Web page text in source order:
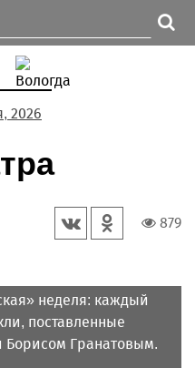
2026
879
неделя: каждый
поставленные
Борисом Гранатовым.